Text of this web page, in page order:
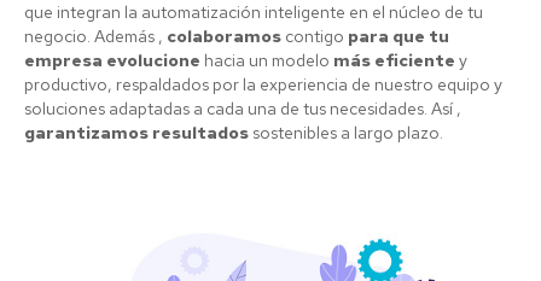
que integran la automatización inteligente en el núcleo de tu
negocio. Además , colaboramos contigo para que tu
empresa evolucione hacia un modelo más eficiente y
productivo, respaldados por la experiencia de nuestro equipo y
soluciones adaptadas a cada una de tus necesidades. Así ,
garantizamos resultados sostenibles a largo plazo.